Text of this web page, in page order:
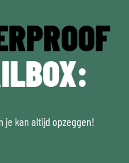
je kan altijd opzeggen!